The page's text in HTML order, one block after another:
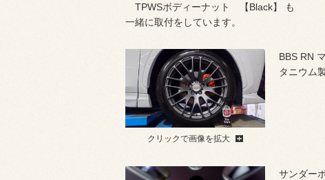
TPWSボディーナット 【Black】 も
一緒に取付をしています。
クリックで画像を拡大
BBS RN
タニウム
サンダー